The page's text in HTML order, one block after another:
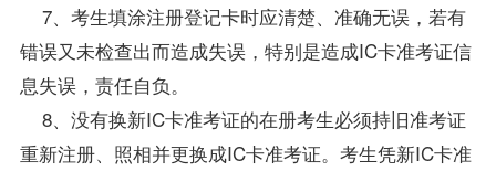
7、考生填涂注册登记卡时应清楚、准确无误，若有
错误又未检查出而造成失误，特别是造成IC卡准考证信
息失误，责任自负。
8、没有换新IC卡准考证的在册考生必须持旧准考证
重新注册、照相并更换成IC卡准考证。考生凭新IC卡准